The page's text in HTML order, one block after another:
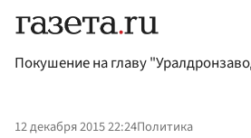
Покушение на главу
12 декабря 2015 22:24Политика